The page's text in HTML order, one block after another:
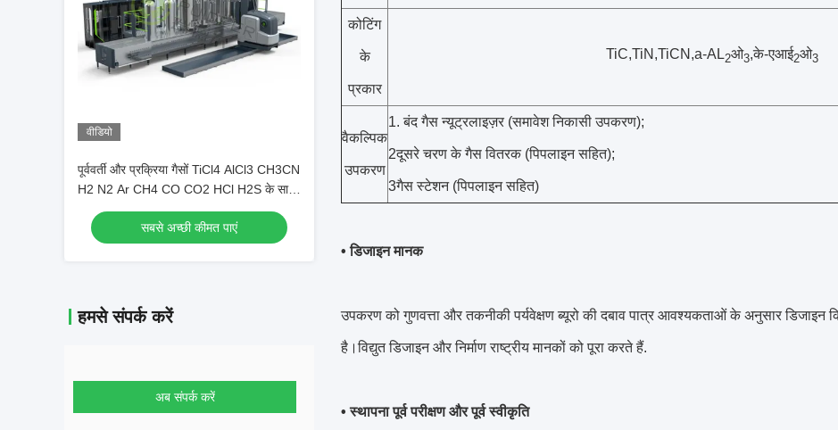
वीडियो
पूर्ववर्ती और प्रक्रिया गैसों TiCl4 AlCl3 CH3CN
H2 N2 Ar CH4 CO CO2 HCl H2S के साथ
उच्च तापमान कोटिंग प्रक्रिया उपकरण
सबसे अच्छी कीमत पाएं
हमसे संपर्क करें
अब संपर्क करें
कोटिंग
के
प्रकार
TiC,TiN,TiCN,a-AL2ओ3,के-एआई2ओ3
वैकल्पिक
उपकरण
1. बंद गैस न्यूट्रलाइज़र (समावेश निकासी उपकरण);
2दूसरे चरण के गैस वितरक (पिपलाइन सहित);
3गैस स्टेशन (पिपलाइन सहित)
• डिजाइन मानक
उपकरण को गुणवत्ता और तकनीकी पर्यवेक्षण ब्यूरो की दबाव पात्र आवश्यकताओं के अनुसार डिजाइन
है।विद्युत डिजाइन और निर्माण राष्ट्रीय मानकों को पूरा करते हैं.
• स्थापना पूर्व परीक्षण और पूर्व स्वीकृति